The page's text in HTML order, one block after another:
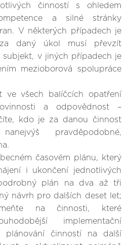
činností s ohledem
a silné stránky
V některých případech je
daný úkol musí převzít
v jiných případech je
mezioborová spolupráce
ve všech balíčcích opatření
a odpovědnost –
kdo je za danou činnost
pravděpodobné,
časovém plánu, který
i ukončení jednotlivých
plán na dva až tři
návrh pro dalších deset let;
na činnosti, které
implementační
plánování činností na další